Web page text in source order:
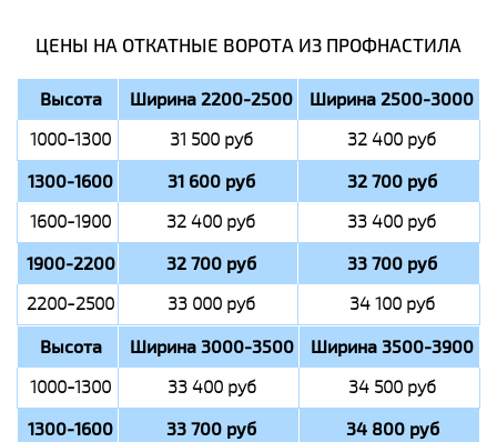
ЦЕНЫ НА ОТКАТНЫЕ ВОРОТА ИЗ ПРОФНАСТИЛА
Высота Ширина 2200-2500 Ширина 2500-3000
1000-1300 31 500 руб 32 400 руб
1300-1600 31 600 руб 32 700 руб
1600-1900 32 400 руб 33 400 руб
1900-2200 32 700 руб 33 700 руб
2200-2500 33 000 руб 34 100 руб
Высота Ширина 3000-3500 Ширина 3500-3900
1000-1300 33 400 руб 34 500 руб
1300-1600 33 700 руб 34 800 руб